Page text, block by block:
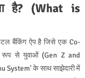
है? (What is
बैंकिंग ऐप है जिसे एक Co-
रूप से युवाओं (Gen Z and
System' के साथ साझेदारी में